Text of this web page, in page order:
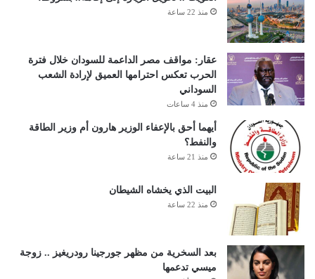
منذ 22 ساعة
عقار: مواقف مصر الداعمة للسودان خلال فترة
الحرب تعكس احترامها العميق لإرادة الشعب
السوداني
منذ 4 ساعات
أيهما أحق بالإعفاء الوزير هارون أم وزير الطاقة
والنفط؟
منذ 21 ساعة
البيت الذي يخشاه الشيطان
منذ 22 ساعة
بعد السخرية من مظهر جورجينا رودريغيز .. زوجة
ميسي تدعمها